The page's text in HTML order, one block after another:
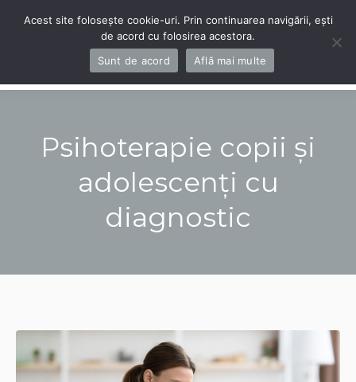
Navigation
Psihoterapie copii și
adolescenți cu
diagnostic
Acest site folosește cookie-uri. Prin continuarea navigării, ești
de acord cu folosirea acestora.
Sunt de acord
Află mai multe